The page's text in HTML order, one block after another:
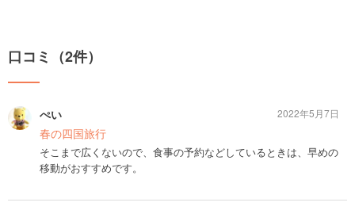
口コミ（2件）
ぺい
春の四国旅行
そこまで広くないので、食事の予約などしているときは、早めの
移動がおすすめです。
2022年5月7日